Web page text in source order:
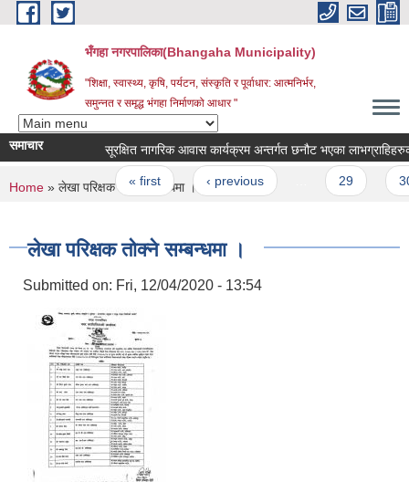
Skip to main content
भँगहा नगरपालिका(Bhangaha Municipality)
"शिक्षा, स्वास्थ्य, कृषि, पर्यटन, संस्कृति र पूर्वाधार: आत्मनिर्भर,
समुन्नत र समृद्ध भंगहा निर्माणको आधार "
समाचार सूरक्षित नागरिक आवास कार्यक्रम अन्तर्गत छनौट भएका लाभग्राहिहरुको
Pages
« first ‹ previous
You are here
Home » लेखा परिक्षक तोक्ने सम्बन्धमा ।
लेखा परिक्षक तोक्ने सम्बन्धमा ।
Submitted on: Fri, 12/04/2020 - 13:54